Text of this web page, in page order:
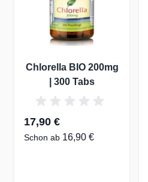
Chlorella BIO 200mg
| 300 Tabs
17,90 €
Schon ab 16,90 €